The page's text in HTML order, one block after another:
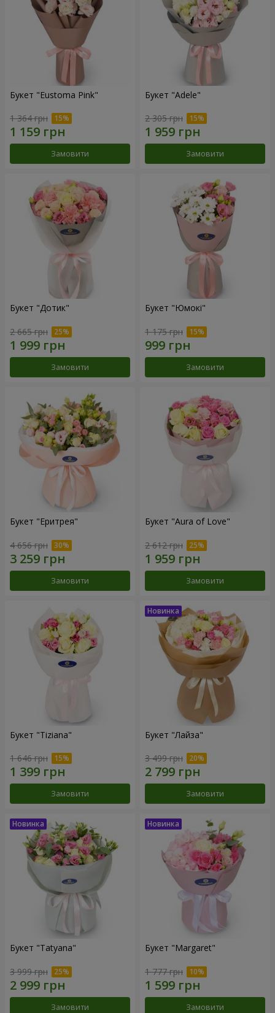
Букет "Eustoma Pink"
1 364 грн
Замовити
Букет "Adele"
2 305 грн
Замовити
Букет "Дотик"
2 665 грн
Замовити
Букет "Юмокі"
1 175 грн
Замовити
Букет "Еритрея"
4 656 грн
Замовити
Букет "Aura of Love"
2 612 грн
Замовити
Букет "Tiziana"
1 646 грн
Замовити
Букет "Лайза"
3 499 грн
Замовити
Букет "Tatyana"
3 999 грн
Замовити
Букет "Margaret"
1 777 грн
Замовити